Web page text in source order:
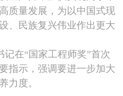
质量发展，为以中国式现
、民族复兴伟业作出更大
记在“国家工程师奖”首次
指示，强调要进一步加大
力度。